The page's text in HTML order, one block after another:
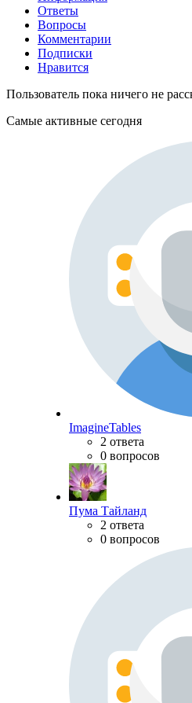
Ответы
Вопросы
Комментарии
Подписки
Нравится
Пользователь пока ничего не
Самые активные сегодня
ImagineTables
2 ответа
0 вопросов
Пума Тайланд
2 ответа
0 вопросов